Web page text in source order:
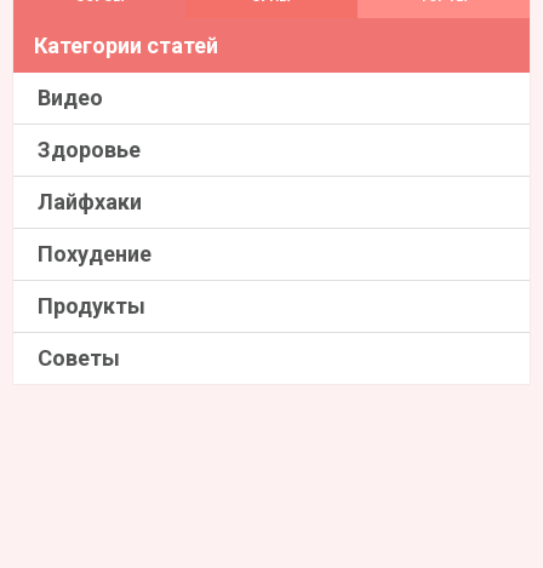
Категории статей
Видео
Здоровье
Лайфхаки
Похудение
Продукты
Советы